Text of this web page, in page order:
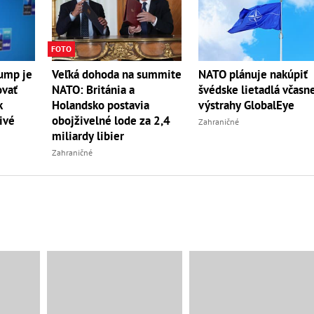
je
FOTO
Veľká dohoda na summite
NATO: Británia a
Holandsko postavia
obojživelné lode za 2,4
miliardy libier
Zahraničné
NATO plánuje nakúpiť
švédske lietadlá
výstrahy GlobalEye
Zahraničné